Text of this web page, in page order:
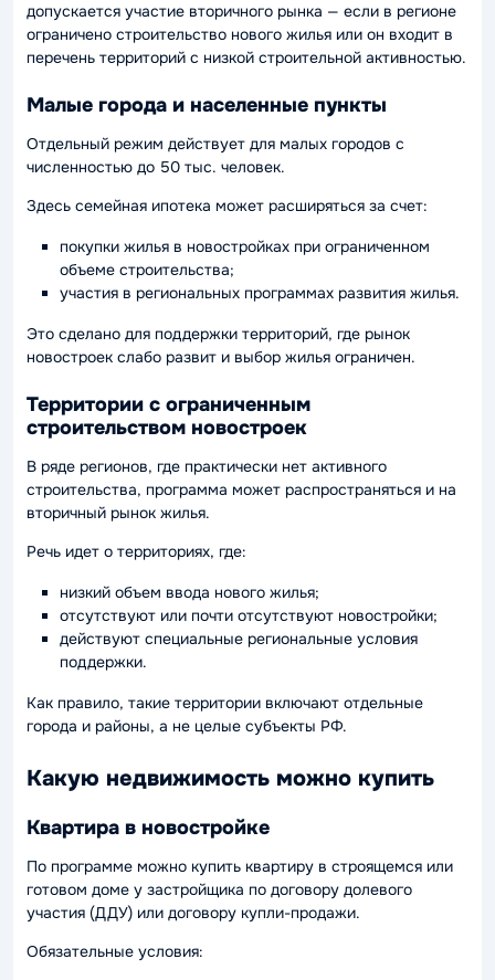
допускается участие вторичного рынка — если в регионе
ограничено строительство нового жилья или он входит в
перечень территорий с низкой строительной активностью.
Малые города и населенные пункты
Отдельный режим действует для малых городов с
численностью до 50 тыс. человек.
Здесь семейная ипотека может расширяться за счет:
покупки жилья в новостройках при ограниченном
объеме строительства;
участия в региональных программах развития жилья.
Это сделано для поддержки территорий, где рынок
новостроек слабо развит и выбор жилья ограничен.
Территории с ограниченным
строительством новостроек
В ряде регионов, где практически нет активного
строительства, программа может распространяться и на
вторичный рынок жилья.
Речь идет о территориях, где:
низкий объем ввода нового жилья;
отсутствуют или почти отсутствуют новостройки;
действуют специальные региональные условия
поддержки.
Как правило, такие территории включают отдельные
города и районы, а не целые субъекты РФ.
Какую недвижимость можно купить
Квартира в новостройке
По программе можно купить квартиру в строящемся или
готовом доме у застройщика по договору долевого
участия (ДДУ) или договору купли-продажи.
Обязательные условия: